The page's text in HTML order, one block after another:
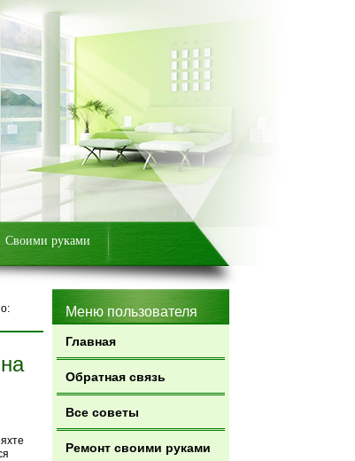
Своими руками
Меню пользователя
Главная
Обратная связь
Все советы
Ремонт своими руками